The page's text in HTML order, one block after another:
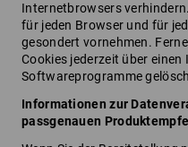
Internetbrowsers
für jeden Browser und für
gesondert vornehmen.
Cookies jederzeit über
Softwareprogramme
Informationen zur
passgenauen